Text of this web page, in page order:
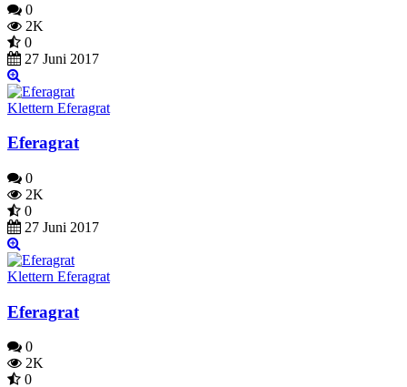
0
2K
0
27 Juni 2017
Klettern Eferagrat
Eferagrat
0
2K
0
27 Juni 2017
Klettern Eferagrat
Eferagrat
0
2K
0